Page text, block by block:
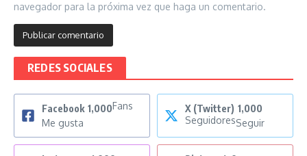
navegador para la próxima vez que haga un comentario.
REDES SOCIALES
Facebook 1,000Fans
Me gusta
X (Twitter) 1,000
SeguidoresSeguir